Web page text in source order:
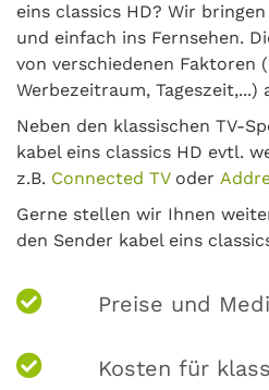
eins classics HD? Wir
und einfach ins Fernsehen.
von verschiedenen Faktoren
Werbezeitraum, Tageszeit,...)
Neben den klassischen TV-
kabel eins classics HD evtl.
z.B. Connected TVoder
Gerne stellen wir Ihnen
den Sender kabel eins
Preise und
Kosten für